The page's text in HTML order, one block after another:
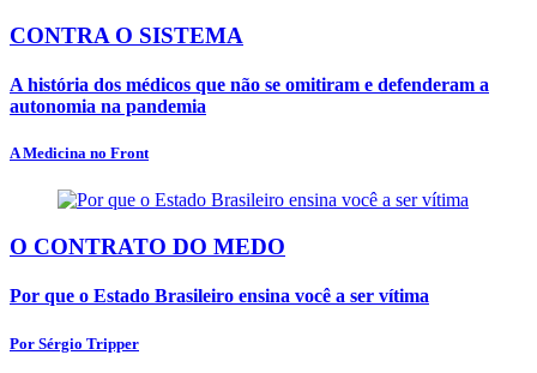
CONTRA O SISTEMA
A história dos médicos que não se omitiram e defenderam a
autonomia na pandemia
A Medicina no Front
O CONTRATO DO MEDO
Por que o Estado Brasileiro ensina você a ser vítima
Por Sérgio Tripper